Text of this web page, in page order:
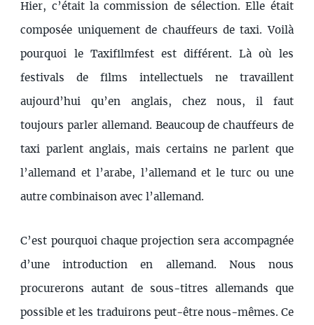
Hier, c’était la commission de sélection. Elle était
composée uniquement de chauffeurs de taxi. Voilà
pourquoi le Taxifilmfest est différent. Là où les
festivals de films intellectuels ne travaillent
aujourd’hui qu’en anglais, chez nous, il faut
toujours parler allemand. Beaucoup de chauffeurs de
taxi parlent anglais, mais certains ne parlent que
l’allemand et l’arabe, l’allemand et le turc ou une
autre combinaison avec l’allemand.
C’est pourquoi chaque projection sera accompagnée
d’une introduction en allemand. Nous nous
procurerons autant de sous-titres allemands que
possible et les traduirons peut-être nous-mêmes. Ce